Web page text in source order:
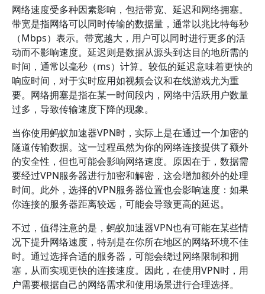
网络速度受多种因素影响，包括带宽、延迟和网络拥塞。
带宽是指网络可以同时传输的数据量，通常以兆比特每秒
（Mbps）表示。带宽越大，用户可以同时进行更多的活
动而不影响速度。延迟则是数据从源头到达目的地所需的
时间，通常以毫秒（ms）计算。较低的延迟意味着更快的
响应时间，对于实时应用如视频会议和在线游戏尤为重
要。网络拥塞是指在某一时间段内，网络中活跃用户数量
过多，导致传输速度下降的现象。
当你使用蚂蚁加速器VPN时，实际上是在通过一个加密的
隧道传输数据。这一过程虽然为你的网络连接提供了额外
的安全性，但也可能会影响网络速度。原因在于，数据需
要经过VPN服务器进行加密和解密，这会增加额外的处理
时间。此外，选择的VPN服务器位置也会影响速度：如果
你连接的服务器距离较远，可能会导致更高的延迟。
不过，值得注意的是，蚂蚁加速器VPN也有可能在某些情
况下提升网络速度，特别是在你所在地区的网络环境不佳
时。通过选择合适的服务器，可能会绕过网络限制和拥
塞，从而实现更快的连接速度。因此，在使用VPN时，用
户需要根据自己的网络需求和使用场景进行合理选择。